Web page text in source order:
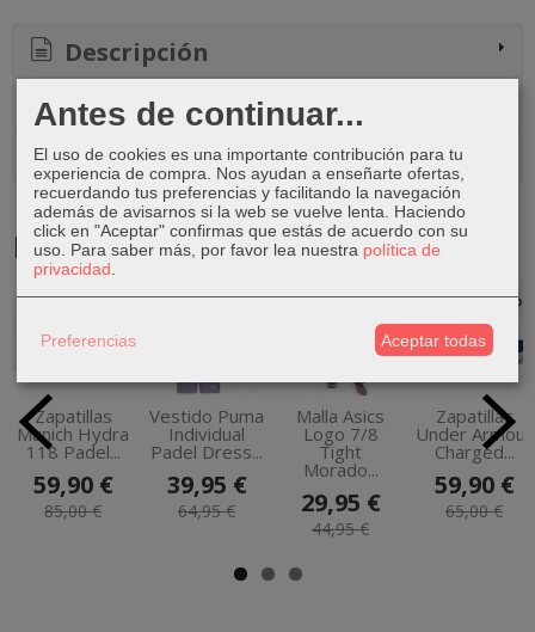
Descripción
Costes de Envío
Comentarios
Productos Relacionados
-30 %
Zapatillas
Munich Hydra
118 Padel...
59,90 €
85,00 €
-38 %
Vestido Puma
Individual
Padel Dress...
39,95 €
64,95 €
-33 %
Malla Asics
Logo 7/8
Tight
Morado...
29,95 €
44,95 €
-8 %
Zapatillas
Under Armour
Charged...
59,90 €
65,00 €
Antes de continuar...
El uso de cookies es una importante contribución para tu
experiencia de compra. Nos ayudan a enseñarte ofertas,
recuerdando tus preferencias y facilitando la navegación
además de avisarnos si la web se vuelve lenta. Haciendo
click en "Aceptar" confirmas que estás de acuerdo con su
uso. Para saber más, por favor lea nuestra política de
privacidad
Preferencias Aceptar todas